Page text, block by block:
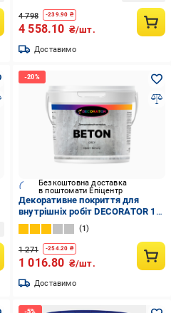
4 798 -239.90 ₴
4 558.10 ₴/шт.
Доставимо
Безкоштовна доставка
в поштомати Епіцентр
Декоративне покриття для
внутрішніх робіт DECORATOR 15
кг Beton Gray (1418128268)
1
1 271 -254.20 ₴
1 016.80 ₴/шт.
Доставимо